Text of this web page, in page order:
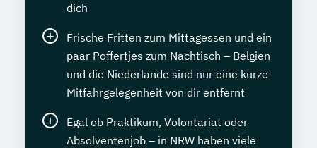
dich
Frische Fritten zum Mittagessen und ein
paar Poffertjes zum Nachtisch – Belgien
und die Niederlande sind nur eine kurze
Mitfahrgelegenheit von dir entfernt
Egal ob Praktikum, Volontariat oder
Absolventenjob – in NRW haben viele